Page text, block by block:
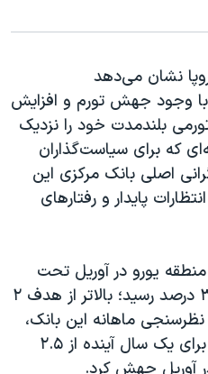
نشان می‌دهد
وجود جهش تورم و افزایش
بلندمدت خود را نزدیک
که برای سیاست‌گذاران
اصلی بانک مرکزی این
پایدار و رفتارهای
یورو در آوریل تحت
تأثیر افزایش قیمت نفت به ۳ درصد رسید؛ بالاتر از هدف ۲
ماهانه این بانک،
انتظار تورمی مصرف‌کنندگان برای یک سال آینده از ۲.۵